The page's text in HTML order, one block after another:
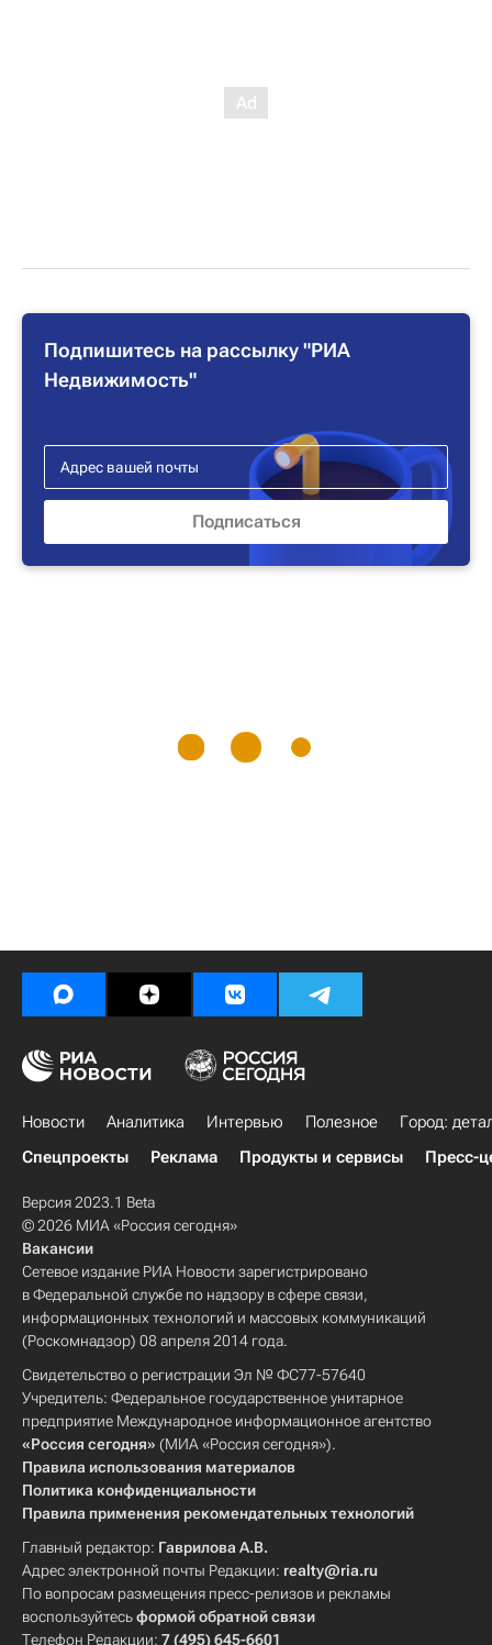
Подпишитесь на рассылку "РИА
Недвижимость"
Новости Аналитика Интервью Полезное
Город:
Спецпроекты
Реклама Продукты и сервисы Пресс-
Версия 2023.1 Beta
© 2026 МИА «Россия сегодня»
Вакансии
Сетевое издание РИА Новости зарегистрировано
в Федеральной службе по надзору в сфере связи,
информационных технологий и массовых коммуникаций
(Роскомнадзор) 08 апреля 2014 года.
Свидетельство о регистрации Эл № ФС77-57640
Учредитель: Федеральное государственное унитарное
предприятие Международное информационное агентство
«Россия сегодня» (МИА «Россия сегодня»).
Правила использования материалов
Политика конфиденциальности
Правила применения рекомендательных технологий
Главный редактор: Гаврилова А.В.
Адрес электронной почты Редакции: realty@ria.ru
По вопросам размещения пресс-релизов и рекламы
воспользуйтесьформой обратной связи
Телефон Редакции: 7 (495) 645-6601